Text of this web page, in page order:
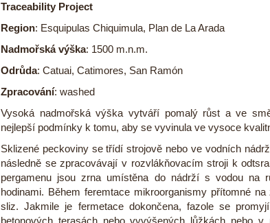
Traceability Project
Region: Esquipulas Chiquimula, Plan de La Arada
Nadmořská výška: 1500 m.n.m.
Odrůda: Catuai, Catimores, San Ramón
Zpracování: washed
Vysoká nadmořská výška vytváří pomalý růst a ve
nejlepší podmínky k tomu, aby se vyvinula ve vysoce
Sklizené peckoviny se třídí strojově nebo ve vodních
následně se zpracovávají v rozvlákňovacím stroji k
pergamenu jsou zrna umístěna do nádrží s vodou na
hodinami. Během feremtace mikroorganismy přítomné
sliz. Jakmile je fermetace dokončena, fazole se
betonových terasách nebo vyvýšených lůžkách nebo